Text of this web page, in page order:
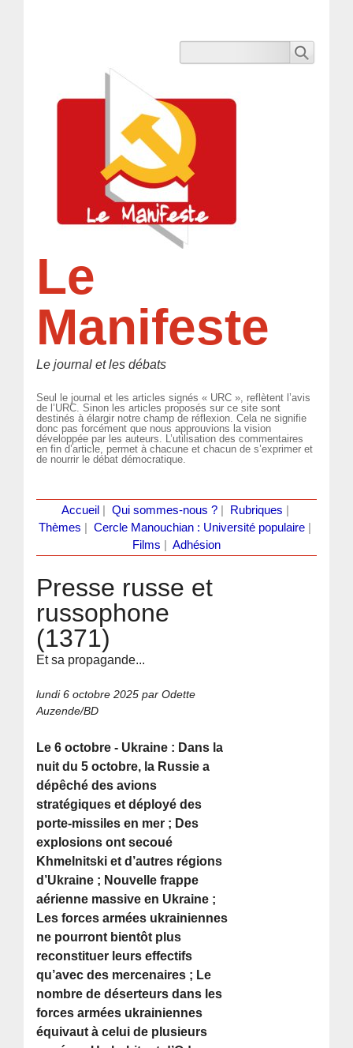
Le
Manifeste
Le journal et les débats
Seul le journal et les articles signés « URC », reflètent l’avis
de l’URC. Sinon les articles proposés sur ce site sont
destinés à élargir notre champ de réflexion. Cela ne signifie
donc pas forcément que nous approuvions la vision
développée par les auteurs. L’utilisation des commentaires
en fin d’article, permet à chacune et chacun de s’exprimer et
de nourrir le débat démocratique.
Accueil Qui sommes-nous ?| Rubriques
Thèmes
Cercle Manouchian : Université populaire
Films
Adhésion
Presse russe et
russophone
(1371)
Et sa propagande...
lundi 6 octobre 2025 par Odette
Auzende/BD
Le 6 octobre - Ukraine : Dans la
nuit du 5 octobre, la Russie a
dépêché des avions
stratégiques et déployé des
porte-missiles en mer ; Des
explosions ont secoué
Khmelnitski et d’autres régions
d’Ukraine ; Nouvelle frappe
aérienne massive en Ukraine ;
Les forces armées ukrainiennes
ne pourront bientôt plus
reconstituer leurs effectifs
qu’avec des mercenaires ; Le
nombre de déserteurs dans les
forces armées ukrainiennes
équivaut à celui de plusieurs